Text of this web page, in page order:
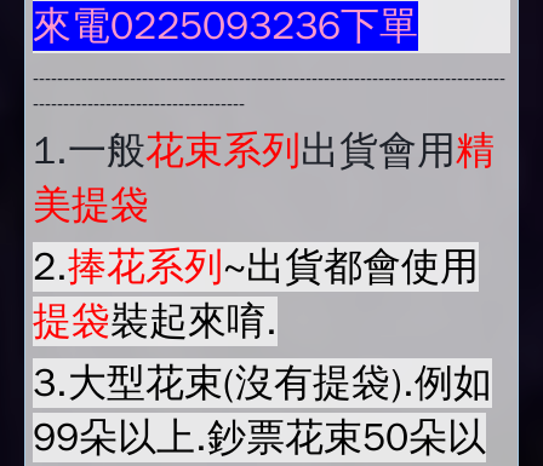
來電0225093236下單
------------------------------------------------------------------------------
-----------------------------------
1.一般花束系列出貨會用精
美提袋
2.捧花系列~出貨都會使用
提袋裝起來唷.
3.大型花束(沒有提袋).例如
99朵以上.鈔票花束50朵以